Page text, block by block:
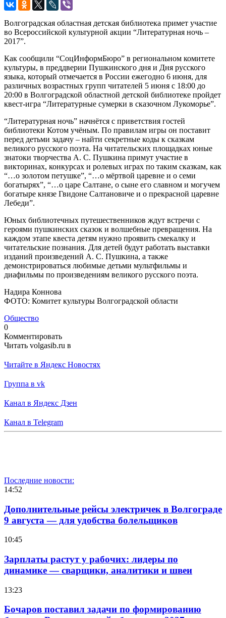
Волгоградская областная детская библиотека примет участие
во Всероссийской культурной акции “Литературная ночь –
2017”.
Как сообщили “СоцИнформБюро” в региональном комитете
культуры, в преддверии Пушкинского дня и Дня русского
языка, который отмечается в России ежегодно 6 июня, для
различных возрастных групп читателей 5 июня с 18:00 до
20:00 в Волгоградской областной детской библиотеке пройдет
квест-игра “Литературные сумерки в сказочном Лукоморье”.
“Литературная ночь” начнётся с приветствия гостей
библиотеки Котом учёным. По правилам игры он поставит
перед детьми задачу – найти секретные коды к сказкам
великого русского поэта. На читательских площадках юные
знатоки творчества А. С. Пушкина примут участие в
викторинах, конкурсах и ролевых играх по таким сказкам, как
“…о золотом петушке”, “…о мёртвой царевне и о семи
богатырях”, “…о царе Салтане, о сыне его славном и могучем
богатыре князе Гвидоне Салтановиче и о прекрасной царевне
Лебеди”.
Юных библиотечных путешественников ждут встречи с
героями пушкинских сказок и волшебные превращения. На
каждом этапе квеста детям нужно проявить смекалку и
читательские познания. Для детей будут работать выставки
изданий произведений А. С. Пушкина, а также
демонстрироваться любимые детьми мультфильмы и
диафильмы по произведениям великого русского поэта.
Надира Коннова
ФОТО: Комитет культуры Волгоградской области
Общество
0
Комментировать
Читать volgasib.ru в
Читайте в Яндекс Новостях
Группа в vk
Канал в Яндекс Дзен
Канал в Telegram
Последние новости:
14:52
Дополнительные рейсы электричек в Волгограде
9 августа — для удобства болельщиков
10:45
Зарплаты растут у рабочих: лидеры по
динамике — сварщики, аналитики и швеи
13:23
Бочаров поставил задачи по формированию